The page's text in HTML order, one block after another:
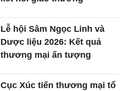
Lễ hội Sâm Ngọc Linh và
Dược liệu 2026: Kết quả
thương mại ấn tượng
Cục Xúc tiến thương mại tổ